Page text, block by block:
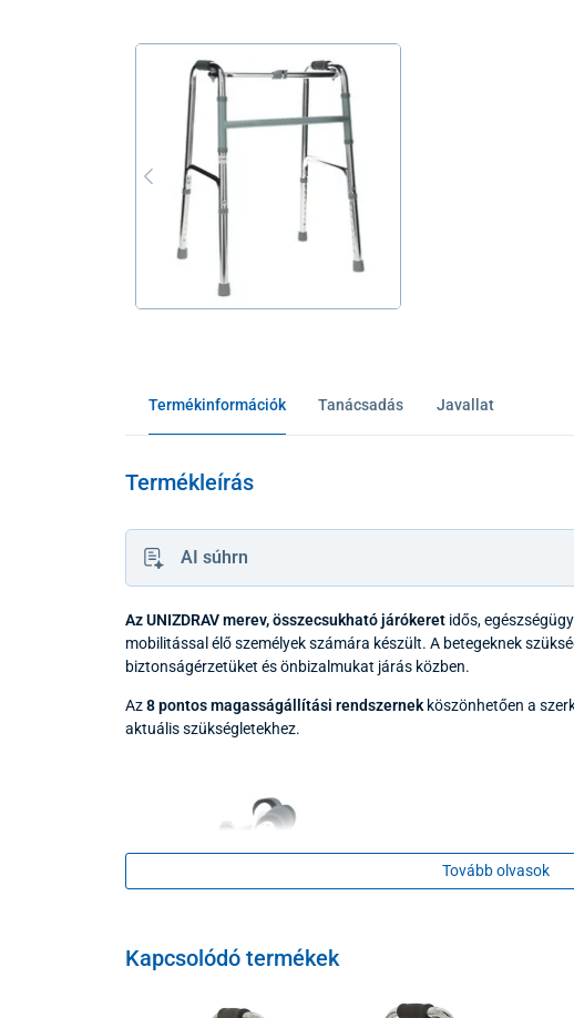
Termékinformációk Tanácsadás Javallat
Termékleírás
AI súhrn
Az UNIZDRAV merev, összecsukható járókeretidős,
mobilitással élő személyek számára készült. A betegeknek
biztonságérzetüket és önbizalmukat járás közben.
Az8 pontos magasságállítási rendszernekköszönhetően a
aktuális szükségletekhez.
Tovább olvasok
Kapcsolódó termékek